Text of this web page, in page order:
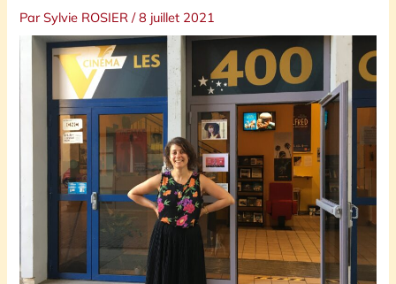
ParSylvie ROSIER/8 juillet 2021